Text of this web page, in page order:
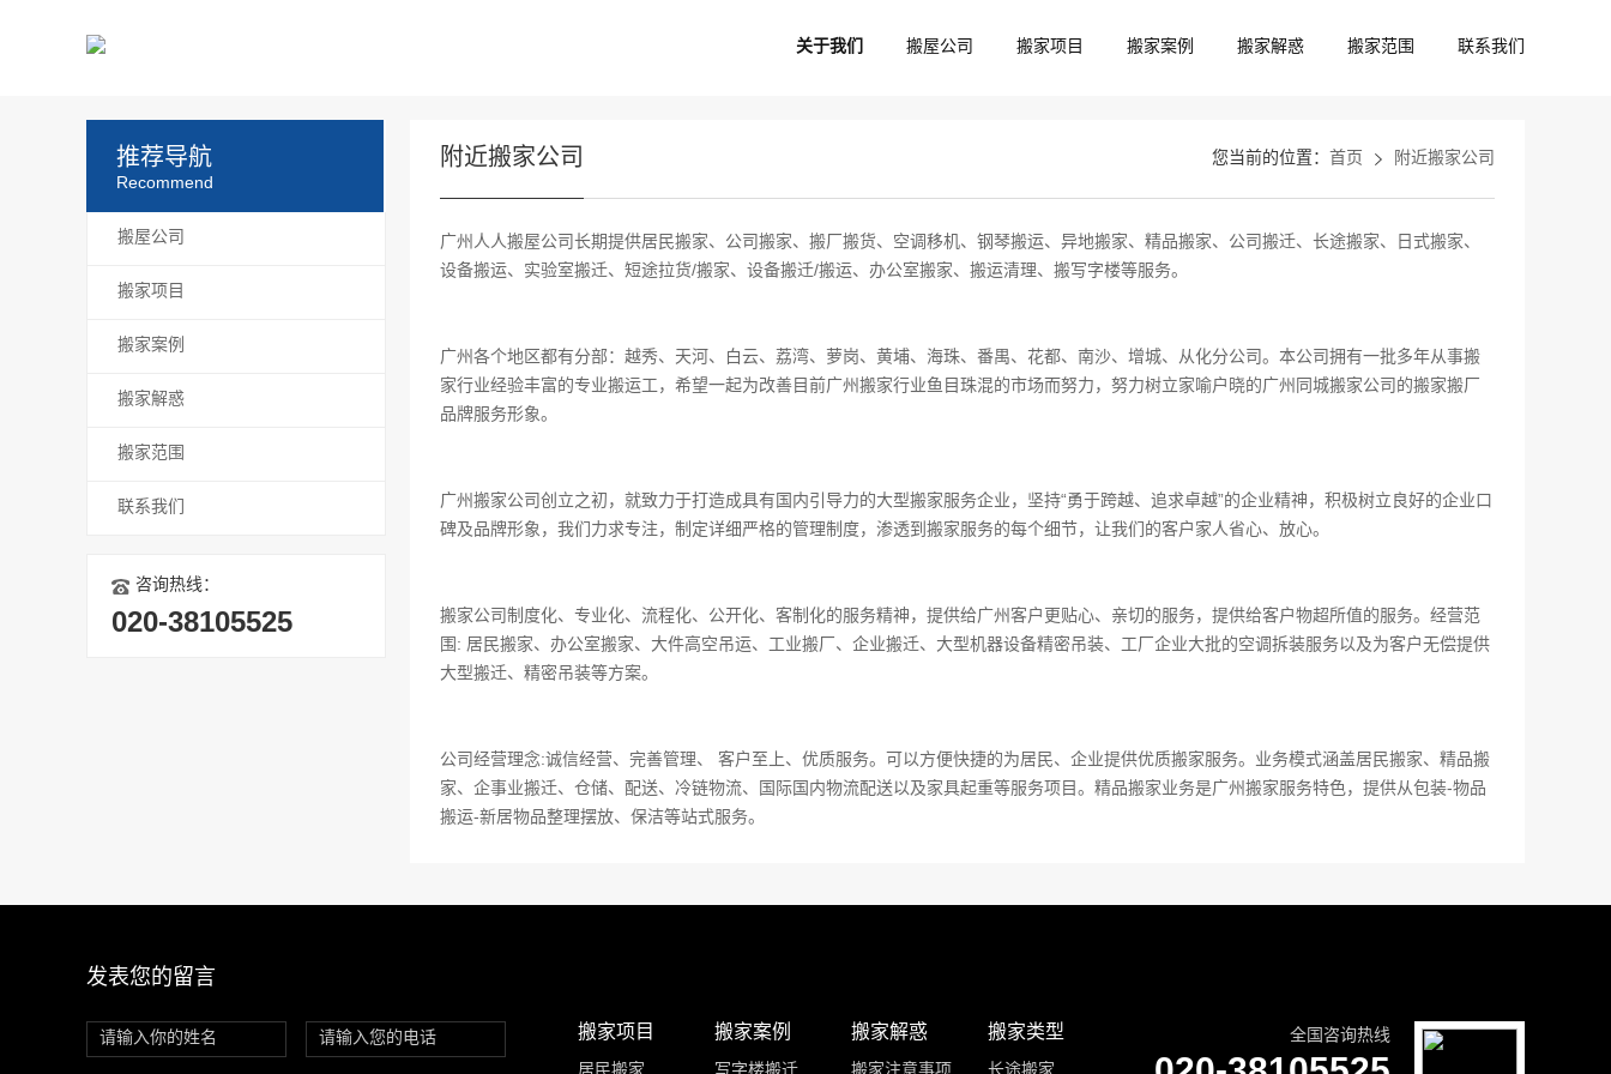
关于我们 搬屋公司 搬家项目 搬家案例 搬家解惑 搬家范围 联系我们
推荐导航
Recommend
搬屋公司
搬家项目
搬家案例
搬家解惑
搬家范围
联系我们
咨询热线：
020-38105525
附近搬家公司 您当前的位置： 首页 附近搬家公司
广州人人搬屋公司长期提供居民搬家、公司搬家、搬厂搬货、空调移机、钢琴搬运、异地搬家、精品搬家、公司搬迁、长途搬家、日式搬家、
设备搬运、实验室搬迁、短途拉货/搬家、设备搬迁/搬运、办公室搬家、搬运清理、搬写字楼等服务。
广州各个地区都有分部：越秀、天河、白云、荔湾、萝岗、黄埔、海珠、番禺、花都、南沙、增城、从化分公司。本公司拥有一批多年从事搬
家行业经验丰富的专业搬运工，希望一起为改善目前广州搬家行业鱼目珠混的市场而努力，努力树立家喻户晓的广州同城搬家公司的搬家搬厂
品牌服务形象。
广州搬家公司创立之初，就致力于打造成具有国内引导力的大型搬家服务企业，坚持“勇于跨越、追求卓越”的企业精神，积极树立良好的企业口
碑及品牌形象，我们力求专注，制定详细严格的管理制度，渗透到搬家服务的每个细节，让我们的客户家人省心、放心。
搬家公司制度化、专业化、流程化、公开化、客制化的服务精神，提供给广州客户更贴心、亲切的服务，提供给客户物超所值的服务。经营范
围: 居民搬家、办公室搬家、大件高空吊运、工业搬厂、企业搬迁、大型机器设备精密吊装、工厂企业大批的空调拆装服务以及为客户无偿提供
大型搬迁、精密吊装等方案。
公司经营理念:诚信经营、完善管理、 客户至上、优质服务。可以方便快捷的为居民、企业提供优质搬家服务。业务模式涵盖居民搬家、精品搬
家、企事业搬迁、仓储、配送、冷链物流、国际国内物流配送以及家具起重等服务项目。精品搬家业务是广州搬家服务特色，提供从包装-物品
搬运-新居物品整理摆放、保洁等站式服务。
发表您的留言
搬家项目 搬家案例 搬家解惑 搬家类型 全国咨询热线